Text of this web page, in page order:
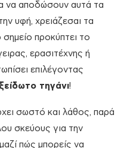
να αποδώσουν αυτά τα
υφή, χρειάζεσαι τα
προκύπτει το
ερασιτέχνης ή
επιλέγοντας
τηγάνι!
σωστό και λάθος, παρά
σκεύους για την
πώς μπορείς να